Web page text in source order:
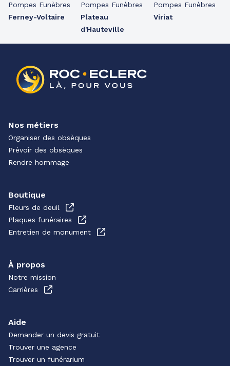
Pompes Funèbres
Ferney-Voltaire
Pompes Funèbres
Plateau
d'Hauteville
Pompes Funèbres
Viriat
Nos métiers
Organiser des obsèques
Prévoir des obsèques
Rendre hommage
Boutique
Fleurs de deuil
Plaques funéraires
Entretien de monument
À propos
Notre mission
Carrières
Aide
Demander un devis gratuit
Trouver une agence
Trouver un funérarium